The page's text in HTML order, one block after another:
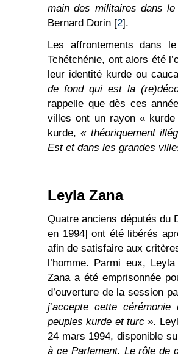
main des militaires dans
Bernard Dorin [2].
Les affrontements dans
Tchétchénie, ont alors été
leur identité kurde ou
de fond qui est la
rappelle que dès ces
villes ont un rayon «
kurde,« théoriquement
Est et dans les grandes
Leyla Zana
Quatre anciens députés du
en 1994] ont été libérés
afin de satisfaire aux
l’homme. Parmi eux,
Zana a été emprisonnée
d’ouverture de la session
j’accepte cette
peuples kurde et turc ».
24 mars 1994, disponible
à ce Parlement. Le rôle de